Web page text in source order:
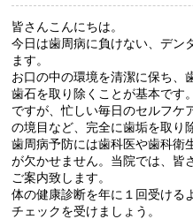
皆さんこんにちは。
今日は歯周病に負けない、デン
ます。
お口の中の環境を清潔に保ち、
歯石を取り除くことが基本です。
ですが、忙しい毎日のセルフケ
の境目など、完全に歯垢を取り
歯周病予防には歯科医や歯科衛
が欠かせません。当院では、皆
ご案内致します。
体の健康診断を年に１回受ける
チェックを受けましょう。